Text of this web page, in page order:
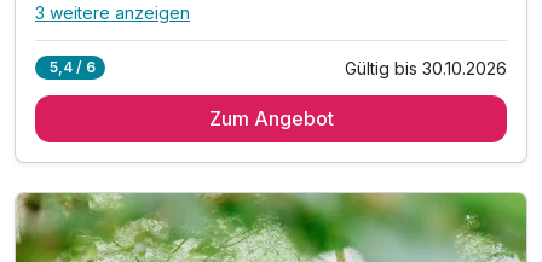
Alle Inklusivleistungen
4 x reichhaltiges Frühstück vom Buffet
inkl. Entspannung in unserer Sauna
inkl. kuschliger Bademantel & Badetücher
3 weitere anzeigen
5,4 / 6 Gültig bis 30.10.2026
Zum Angebot